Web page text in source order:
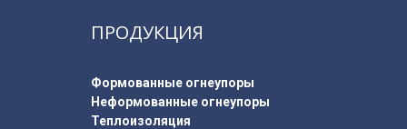
ПРОДУКЦИЯ
Формованные огнеупоры
Неформованные огнеупоры
Теплоизоляция